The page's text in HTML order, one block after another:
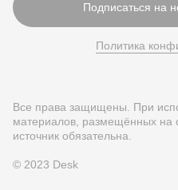
Подписаться на
Политика
Все права защищены. При
материалов, размещённых на
источник обязательна.
© 2023 Desk